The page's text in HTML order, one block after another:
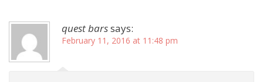
quest barssays:
February 11, 2016 at 11:48 pm